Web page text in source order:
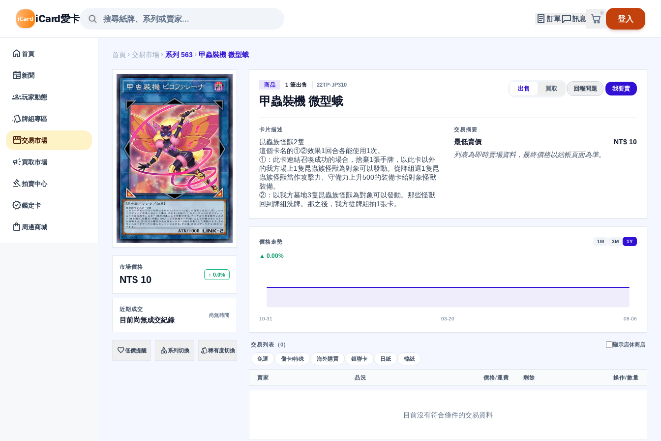
iCard愛卡 訂單 訊息 登入
home首頁
newspaper新聞
groups玩家動態
style牌組專區
storefront交易市場
campaign買取市場
gavel拍賣中心
verified鑑定卡
shopping_bag 周邊商城
首頁 chevron_right 交易市場 chevron_right 系列 563 chevron_right 甲蟲裝機 微型蛾
市場價格
NT$ 10 ↑ 0.0%
近期成交
目前尚無成交紀錄
尚無時間
favorite低價提醒 category系列切換 style稀有度切換
商品 1 筆出售 22TP-JP310
甲蟲裝機 微型蛾
出售 買取 回報問題 我要賣
卡片描述
昆蟲族怪獸2隻
這個卡名的①②效果1回合各能使用1次。
①：此卡連結召喚成功的場合，捨棄1張手牌，以此卡以外
的我方場上1隻昆蟲族怪獸為對象可以發動。從牌組選1隻昆
蟲族怪獸當作攻擊力、守備力上升500的裝備卡給對象怪獸
裝備。
②：以我方墓地3隻昆蟲族怪獸為對象可以發動。那些怪獸
回到牌組洗牌。那之後，我方從牌組抽1張卡。
交易摘要
最低賣價
NT$ 10
列表為即時賣場資料，最終價格以結帳頁面為準。
價格走勢 1M 3M 1Y
▲ 0.00%
10-31 03-20 08-06
交易列表 (0) 顯示店休商店
免運 傷卡/特殊 海外購買 銀聯卡 日紙 韓紙
賣家 品況 價格/運費 剩餘 操作/數量
目前沒有符合條件的交易資料